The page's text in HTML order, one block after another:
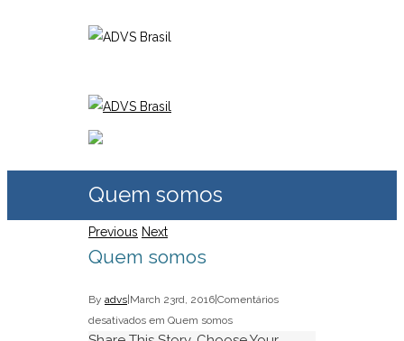
Quem somos
Previous Next
Quem somos
By advs March 23rd, 2016 Comentários
desativados em Quem somos